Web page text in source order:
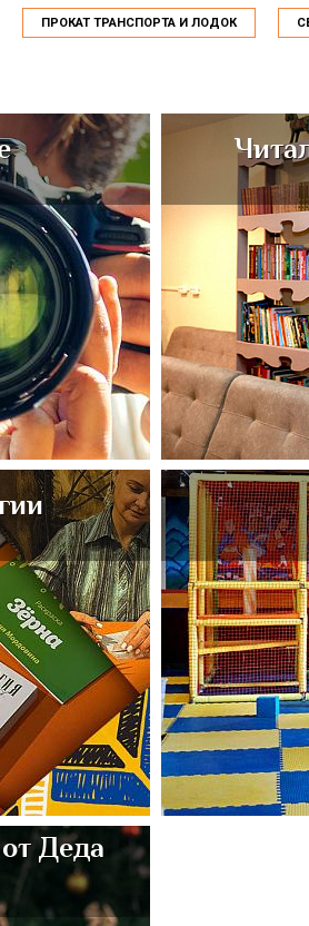
ПРОКАТ ТРАНСПОРТА И ЛОДОК
Деда